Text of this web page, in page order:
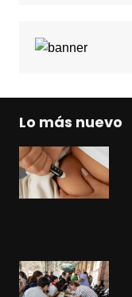
Lo más nuevo